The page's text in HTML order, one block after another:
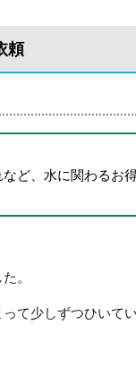
頼
ど、水に関わるお
。
て少しずつひいてい